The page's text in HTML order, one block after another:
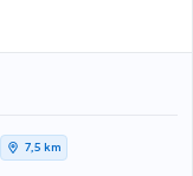
7,5 km